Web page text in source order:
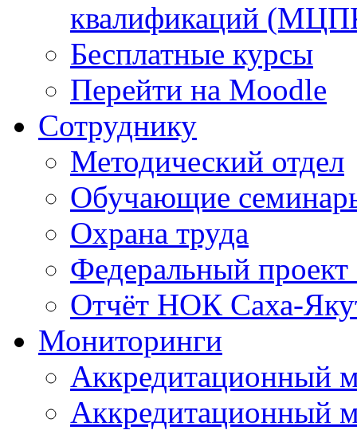
квалификаций
Бесплатные курсы
Перейти на Moodle
Сотруднику
Методический отдел
Обучающие
Охрана труда
Федеральный
Отчёт НОК Саха-
Мониторинги
Аккредитационный
Аккредитационный